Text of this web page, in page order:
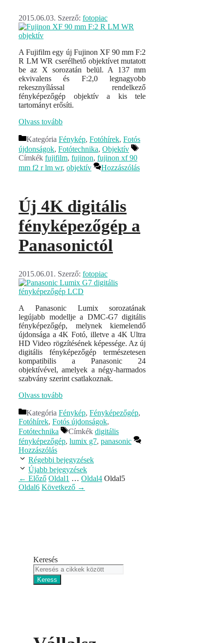
2015.06.03. Szerző: fotopiac
A Fujifilm egy új Fujinon XF 90 mm F:2
R LM WR cserélhető objektívet mutatott
be az X sorozatán belül. A 137 mm
ekvivalens és F:2,0 legnagyobb
rekesznyílással rendelkező
fényképezőgép objektív a kis tele
tartományt erősíti.
Olvass tovább
Kategória Fénykép, Fotóhírek, Fotós
újdonságok, Fotótechnika, Objektív
Címkék fujifilm, fujinon, fujinon xf 90
mm f2 r lm wr, objektív Hozzászólás
Új 4K digitális
fényképezőgép a
Panasonictól
2015.06.01. Szerző: fotopiac
A Panasonic Lumix sorozatának
legújabb modellje a DMC-G7 digitális
fényképezőgép, melynek kiemelendő
újdonsága a 4K Fotó, illetve a 4K Ultra
HD Video rögzítésének képessége. Az új
digitális fényképezőgép természetesen
kompatibilis a Panasonic 24
objektívével, amelyek a négy-harmados
szabvány szerint csatlakoznak.
Olvass tovább
Kategória Fénykép, Fényképezőgép,
Fotóhírek, Fotós újdonságok,
Fotótechnika
Címkék digitális
fényképezőgép, lumix g7, panasonic
Hozzászólás
Régebbi bejegyzések
Újabb bejegyzések
← Előző Oldal1 … Oldal4 Oldal5
Oldal6 Következő →
Keresés
Keress